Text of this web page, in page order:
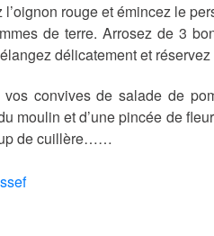
l’oignon rouge et émincez le
de terre. Arrosez de 3
délicatement et
vos convives de salade de
moulin et d’une pincée de
de cuillère……